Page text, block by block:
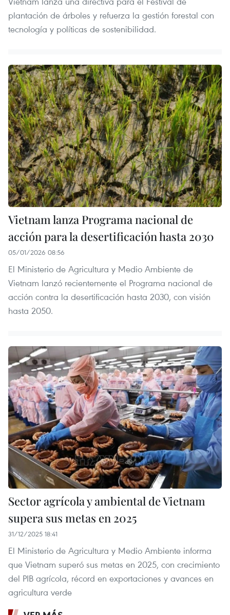
plantación de árboles y refuerza la gestión forestal con
tecnología y políticas de sostenibilidad.
Vietnam lanza Programa nacional de
acción para la desertificación hasta 2030
05/01/2026 08:56
El Ministerio de Agricultura y Medio Ambiente de
Vietnam lanzó recientemente el Programa nacional de
acción contra la desertificación hasta 2030, con visión
hasta 2050.
Sector agrícola y ambiental de Vietnam
supera sus metas en 2025
31/12/2025 18:41
El Ministerio de Agricultura y Medio Ambiente informa
que Vietnam superó sus metas en 2025, con crecimiento
del PIB agrícola, récord en exportaciones y avances en
agricultura verde